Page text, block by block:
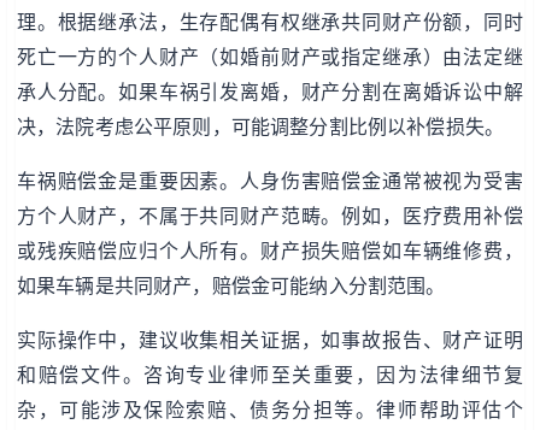
理。根据继承法，生存配偶有权继承共同财产份额，同时
死亡一方的个人财产（如婚前财产或指定继承）由法定继
承人分配。如果车祸引发离婚，财产分割在离婚诉讼中解
决，法院考虑公平原则，可能调整分割比例以补偿损失。
车祸赔偿金是重要因素。人身伤害赔偿金通常被视为受害
方个人财产，不属于共同财产范畴。例如，医疗费用补偿
或残疾赔偿应归个人所有。财产损失赔偿如车辆维修费，
如果车辆是共同财产，赔偿金可能纳入分割范围。
实际操作中，建议收集相关证据，如事故报告、财产证明
和赔偿文件。咨询专业律师至关重要，因为法律细节复
杂，可能涉及保险索赔、债务分担等。律师帮助评估个